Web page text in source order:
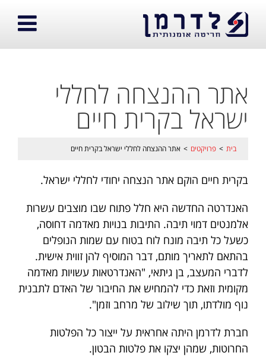
אתר ההנצחה לחללי
ישראל בקרית חיים
בית > פרויקטים > אתר ההנצחה לחללי ישראל בקרית חיים
בקרית חיים הוקם אתר הנצחה יחודי לחללי ישראל.
האנדרטה החדשה היא חלל פתוח שבו מוצבים עשרות
אלמנטים דמוי תיבה. התיבות בנויות מאדמה דחוסה,
כשעל כל תיבה מונח לוח בטוח עם שמות הנופלים
בהתאם לתאריך מותם, דבר המוסיף להן זווית אישית.
לדברי המעצב, בן גיתאי, "האנדרטאות עשויות מאדמה
מקומית וזאת כדי להמחיש את החיבור של האדם לתבנית
נוף מולדתו, תוך שילוב של מרחב וזמן".
חברת לדרמן היתה אחראית על ייצור כל הפלטות
החרוטות, שמהן יצקו את פלטות הבטון.